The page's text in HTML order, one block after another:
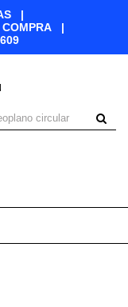
|
COMPRA |